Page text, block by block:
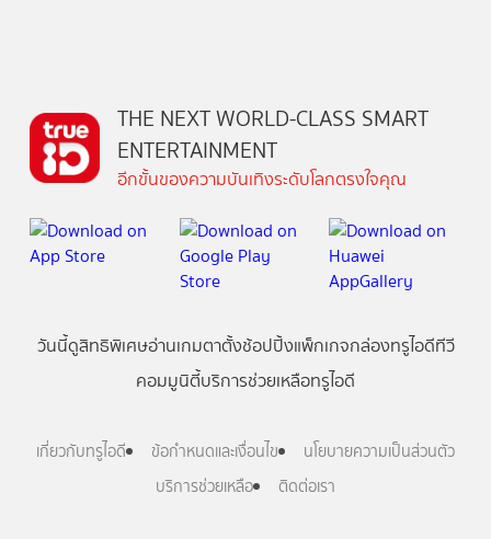
THE NEXT WORLD-CLASS SMART
ENTERTAINMENT
อีกขั้นของความบันเทิงระดับโลกตรงใจคุณ
วันนี้ดูสิทธิพิเศษอ่านเกมตาตั้งช้อปปิ้งแพ็กเกจกล่องทรูไอดีทีวี
คอมมูนิตี้บริการช่วยเหลือทรูไอดี
เกี่ยวกับทรูไอดี ข้อกำหนดและเงื่อนไข
นโยบายความเป็นส่วนตัว
บริการช่วยเหลือ
ติดต่อเรา